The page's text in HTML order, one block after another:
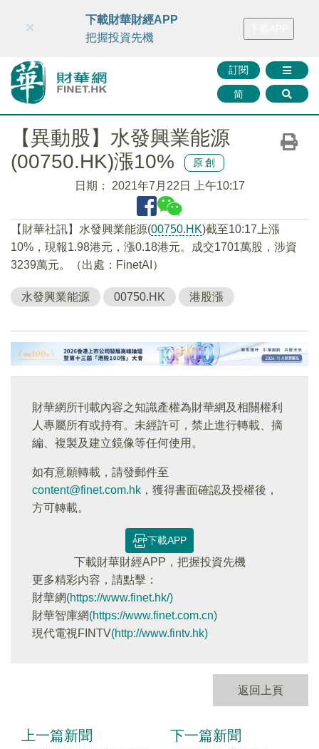
財華智庫網 FINTV FINMETA 財華證券 媒體矩陣
訂閱
简
×
下載財華財經APP
把握投資先機
【異動股】水發興業能源
(00750.HK)漲10%
原創
日期： 2021年7月22日 上午10:17
【財華社訊】水發興業能源(00750.HK)截至10:17上漲
10%，現報1.98港元，漲0.18港元。成交1701萬股，涉資
3239萬元。（出處：FinetAI）
水發興業能源 00750.HK 港股漲
財華網所刊載內容之知識產權為財華網及相關權利
人專屬所有或持有。未經許可，禁止進行轉載、摘
編、複製及建立鏡像等任何使用。
如有意願轉載，請發郵件至
content@finet.com.hk ，獲得書面確認及授權後，
方可轉載。
下載APP
下載財華財經APP，把握投資先機
更多精彩内容，請點擊：
財華網(https://www.finet.hk/)
財華智庫網(https://www.finet.com.cn)
現代電視FINTV(http://www.fintv.hk)
返回上頁
上一篇新聞 下一篇新聞